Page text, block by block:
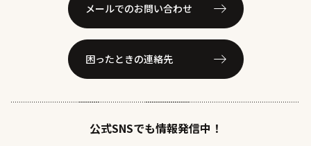
メールでのお問い合わせ
困ったときの連絡先
公式SNSでも情報発信中！